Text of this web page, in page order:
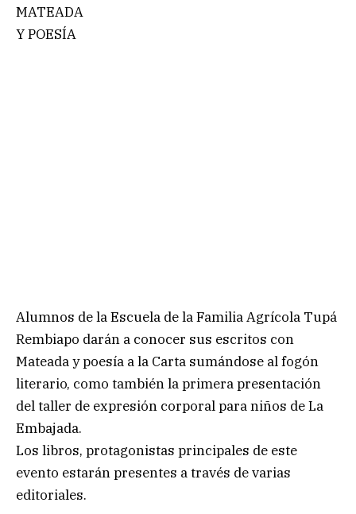
MATEADA
Y POESÍA
Alumnos de la Escuela de la Familia Agrícola Tupá
Rembiapo darán a conocer sus escritos con
Mateada y poesía a la Carta sumándose al fogón
literario, como también la primera presentación
del taller de expresión corporal para niños de La
Embajada.
Los libros, protagonistas principales de este
evento estarán presentes a través de varias
editoriales.